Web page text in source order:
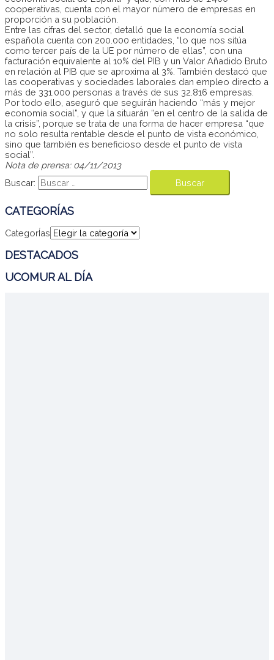
cooperativas, cuenta con el mayor número de empresas en
proporción a su población.
Entre las cifras del sector, detalló que la economía social
española cuenta con 200.000 entidades, “lo que nos sitúa
como tercer país de la UE por número de ellas”, con una
facturación equivalente al 10% del PIB y un Valor Añadido Bruto
en relación al PIB que se aproxima al 3%. También destacó que
las cooperativas y sociedades laborales dan empleo directo a
más de 331.000 personas a través de sus 32.816 empresas.
Por todo ello, aseguró que seguirán haciendo “más y mejor
economía social”, y que la situarán “en el centro de la salida de
la crisis”, porque se trata de una forma de hacer empresa “que
no solo resulta rentable desde el punto de vista económico,
sino que también es beneficioso desde el punto de vista
social”.
Nota de prensa: 04/11/2013
Buscar:
CATEGORÍAS
CategorÍas
DESTACADOS
UCOMUR AL DÍA